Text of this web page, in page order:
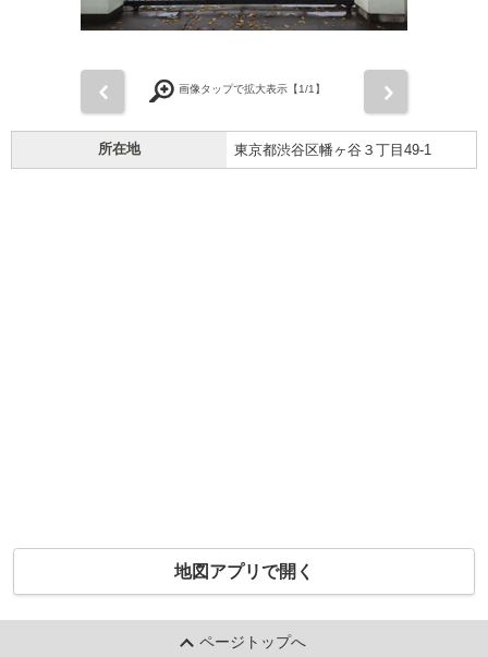
画像タップで拡大表示【1/1】
所在地 東京都渋谷区幡ヶ谷３丁目49-1
地図アプリで開く
ページトップへ